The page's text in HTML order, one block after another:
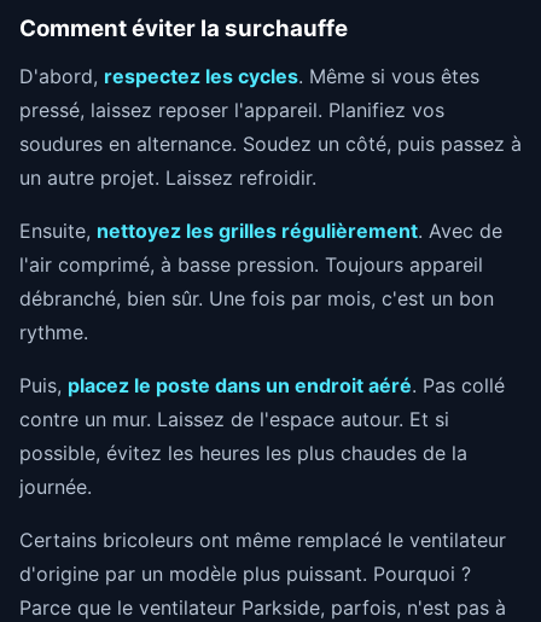
Comment éviter la surchauffe
D'abord, respectez les cycles. Même si vous êtes
pressé, laissez reposer l'appareil. Planifiez vos
soudures en alternance. Soudez un côté, puis passez à
un autre projet. Laissez refroidir.
Ensuite, nettoyez les grilles régulièrement. Avec de
l'air comprimé, à basse pression. Toujours appareil
débranché, bien sûr. Une fois par mois, c'est un bon
rythme.
Puis, placez le poste dans un endroit aéré. Pas collé
contre un mur. Laissez de l'espace autour. Et si
possible, évitez les heures les plus chaudes de la
journée.
Certains bricoleurs ont même remplacé le ventilateur
d'origine par un modèle plus puissant. Pourquoi ?
Parce que le ventilateur Parkside, parfois, n'est pas à